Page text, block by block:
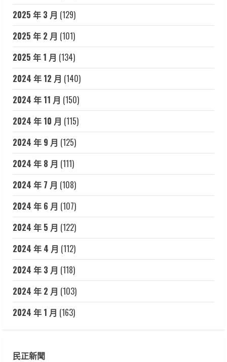
2025 年 3 月 (129)
2025 年 2 月 (101)
2025 年 1 月 (134)
2024 年 12 月 (140)
2024 年 11 月 (150)
2024 年 10 月 (115)
2024 年 9 月 (125)
2024 年 8 月 (111)
2024 年 7 月 (108)
2024 年 6 月 (107)
2024 年 5 月 (122)
2024 年 4 月 (112)
2024 年 3 月 (118)
2024 年 2 月 (103)
2024 年 1 月 (163)
民正新聞